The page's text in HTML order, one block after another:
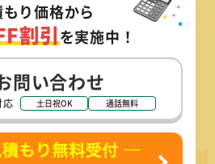
もり価格から
割引を実施中！
問い合わせ
応 土日祝OK 通話無料